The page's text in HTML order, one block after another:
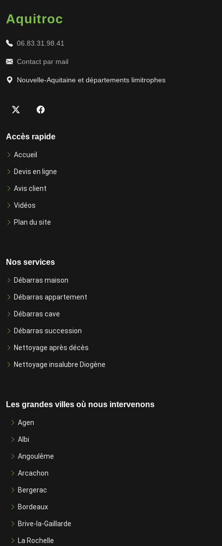
Aquitroc
06.83.31.98.41
Contact par mail
Nouvelle-Aquitaine et départements limitrophes
Accès rapide
Accueil
Devis en ligne
Avis client
Vidéos
Plan du site
Nos services
Débarras maison
Débarras appartement
Débarras cave
Débarras succession
Nettoyage après décès
Nettoyage insalubre Diogène
Les grandes villes où nous intervenons
Agen
Albi
Angoulême
Arcachon
Bergerac
Bordeaux
Brive-la-Gaillarde
La Rochelle